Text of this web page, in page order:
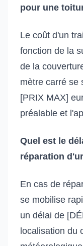
pour une
Le coût d'un
fonction de la
de la
mètre carré se
[PRIX MAX]
préalable et
Quel est le
réparation
En cas de
se mobilise
un délai de
localisation du